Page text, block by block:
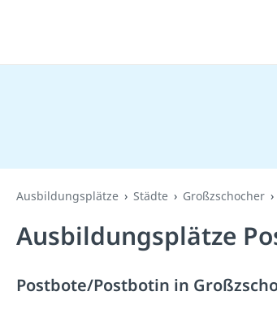
Ausbildungsplätze Städte Großzschocher
Ausbildungsplätze
Postbote/Postbotin in